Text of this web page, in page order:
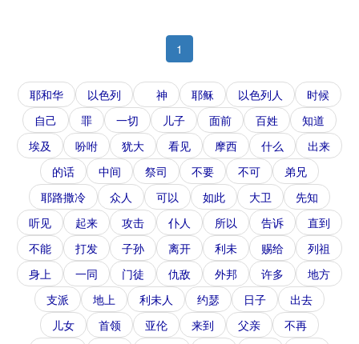
1
耶和华 以色列 神 耶稣 以色列人
时候
自己
罪 一切 儿子 面前 百姓
知道
埃及
吩咐 犹大 看见 摩西 什么
出来
的话
中间 祭司 不要 不可
弟兄
耶路撒冷
众人 可以 如此 大卫
先知
听见
起来 攻击 仆人 所以 告诉
直到
不能
打发 子孙 离开 利未 赐给
列祖
身上
一同 门徒 仇敌 外邦 许多
地方
支派
地上 利未人 约瑟 日子
出去
儿女
首领 亚伦 来到 父亲
不再